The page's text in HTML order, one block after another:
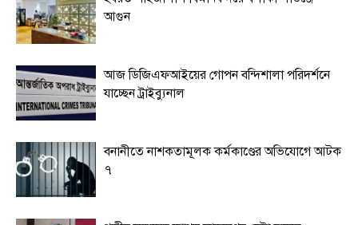
আগুন
আজ ডিজিএফআইয়ের গোপন বন্দিশালা পরিদর্শনে
যাচ্ছেন ট্রাইব্যুনাল
বনানীতে নাশকতামূলক কর্মকাণ্ডের অভিযোগে আটক
৭